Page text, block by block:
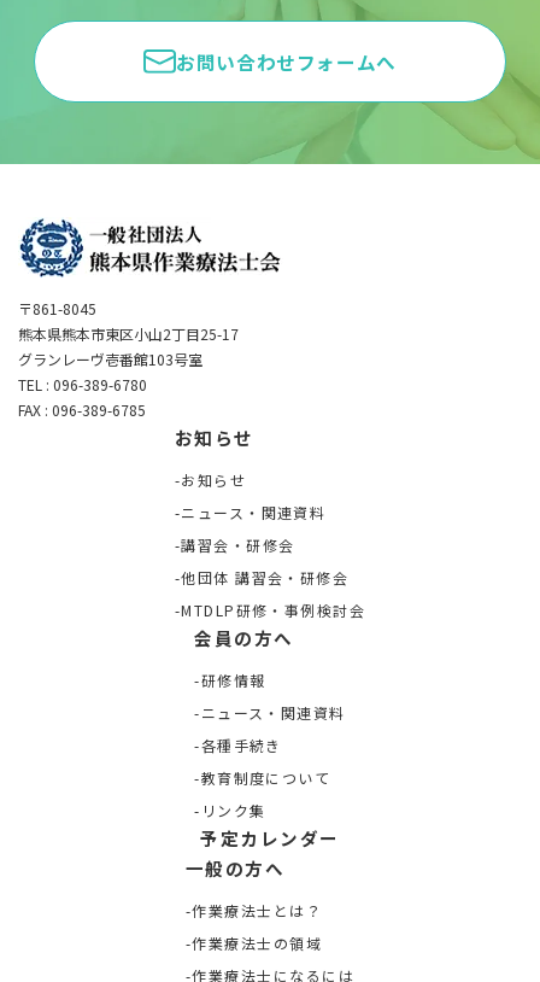
お問い合わせフォームへ
〒861-8045
熊本県熊本市東区小山2丁目25-17
グランレーヴ壱番館103号室
TEL : 096-389-6780
FAX : 096-389-6785
お知らせ
お知らせ
ニュース・関連資料
講習会・研修会
他団体 講習会・研修会
MTDLP研修・事例検討会
会員の方へ
研修情報
ニュース・関連資料
各種手続き
教育制度について
リンク集
予定カレンダー
一般の方へ
作業療法士とは？
作業療法士の領域
作業療法士になるには